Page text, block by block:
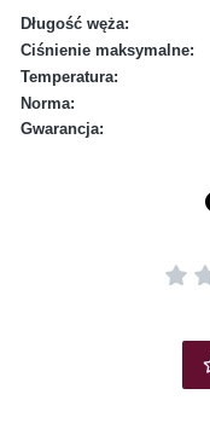
Długość węża:
Ciśnienie maksymalne:
Temperatura:
Norma:
Gwarancja: